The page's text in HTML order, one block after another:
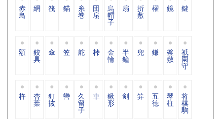
赤
鳥
網 筏 錨 糸
巻
団
扇
烏
帽
子
扇 折
敷
櫂 鏡 鍵
額 鉸
具
傘 笠 舵 桛 金
輪
半
鐘
兜 鎌 釜
敷
祇
園
守
杵 杏
葉
釘
抜
轡 久
留
子
車 鍬
形
剣 笄 五
德
琴
柱
将
棋
駒